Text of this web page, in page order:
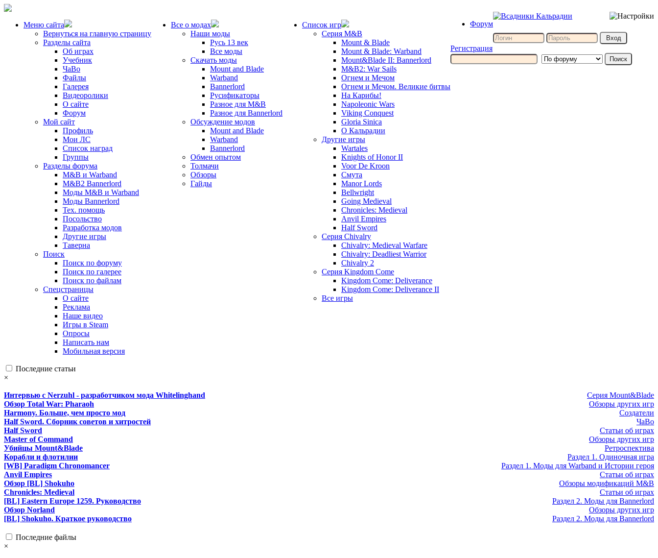
Меню сайта
Вернуться на главную страницу
Разделы сайта
Об играх
Учебник
ЧаВо
Файлы
Галерея
Видеоролики
О сайте
Форум
Мой сайт
Профиль
Мои ЛС
Список наград
Группы
Разделы форума
M&B и Warband
M&B2 Bannerlord
Моды M&B и Warband
Моды Bannerlord
Тех. помощь
Посольство
Разработка модов
Другие игры
Таверна
Поиск
Поиск по форуму
Поиск по галерее
Поиск по файлам
Спецстраницы
О сайте
Реклама
Наше видео
Игры в Steam
Опросы
Написать нам
Мобильная версия
Все о модах
Наши моды
Русь 13 век
Все моды
Скачать моды
Mount and Blade
Warband
Bannerlord
Русификаторы
Разное для M&B
Разное для Bannerlord
Обсуждение модов
Mount and Blade
Warband
Bannerlord
Обмен опытом
Толмачи
Обзоры
Гайды
Список игр
Серия M&B
Mount & Blade
Mount & Blade: Warband
Mount&Blade II: Bannerlord
M&B2: War Sails
Огнем и Мечом
Огнем и Мечом. Великие битвы
На Карибы!
Napoleonic Wars
Viking Conquest
Gloria Sinica
О Кальрадии
Другие игры
Wartales
Knights of Honor II
Voor De Kroon
Смута
Manor Lords
Bellwright
Going Medieval
Chronicles: Medieval
Anvil Empires
Half Sword
Серия Chivalry
Chivalry: Medieval Warfare
Chivalry: Deadliest Warrior
Chivalry 2
Серия Kingdom Come
Kingdom Come: Deliverance
Kingdom Come: Deliverance II
Все игры
Форум
Регистрация
Последние статьи
×
Серия Mount&Blade
Интервью с Nerzuhl - разработчиком мода Whitelinghand
Обзоры других игр
Обзор Total War: Pharaoh
Создатели
Harmony. Больше, чем просто мод
ЧаВо
Half Sword. Сборник советов и хитростей
Статьи об играх
Half Sword
Обзоры других игр
Master of Command
Ретроспектива
Убийцы Mount&Blade
Раздел 1. Одиночная игра
Корабли и флотилии
Раздел 1. Моды для Warband и Истории героя
[WB] Paradigm Chronomancer
Статьи об играх
Anvil Empires
Обзоры модификаций M&B
Обзор [BL] Shokuho
Статьи об играх
Chronicles: Medieval
Раздел 2. Моды для Bannerlord
[BL] Eastern Europe 1259. Руководство
Обзоры других игр
Обзор Norland
Раздел 2. Моды для Bannerlord
[BL] Shokuho. Краткое руководство
Последние файлы
×